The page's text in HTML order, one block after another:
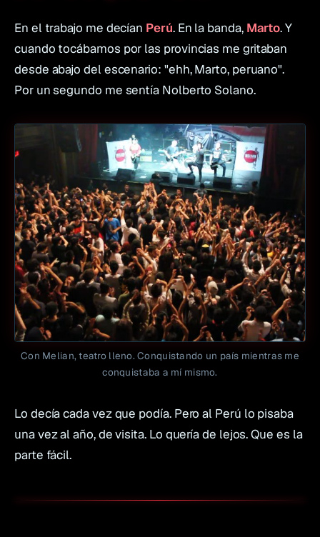
En el trabajo me decían Perú. En la banda, Marto. Y
cuando tocábamos por las provincias me gritaban
desde abajo del escenario: "ehh, Marto, peruano".
Por un segundo me sentía Nolberto Solano.
Con Melian, teatro lleno. Conquistando un país mientras me
conquistaba a mí mismo.
Lo decía cada vez que podía. Pero al Perú lo pisaba
una vez al año, de visita. Lo quería de lejos. Que es la
parte fácil.